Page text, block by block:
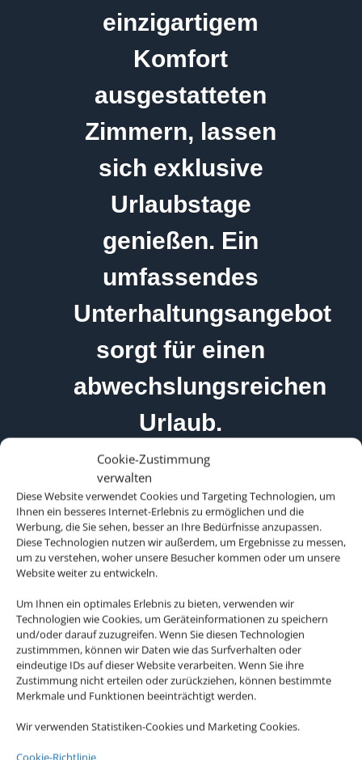
Cookie-Zustimmung
verwalten
Diese Website verwendet Cookies und Targeting Technologien, um
Ihnen ein besseres Internet-Erlebnis zu ermöglichen und die
Werbung, die Sie sehen, besser an Ihre Bedürfnisse anzupassen.
Diese Technologien nutzen wir außerdem, um Ergebnisse zu messen,
um zu verstehen, woher unsere Besucher kommen oder um unsere
Website weiter zu entwickeln.
Um Ihnen ein optimales Erlebnis zu bieten, verwenden wir
Technologien wie Cookies, um Geräteinformationen zu speichern
und/oder darauf zuzugreifen. Wenn Sie diesen Technologien
zustimmmen, können wir Daten wie das Surfverhalten oder
eindeutige IDs auf dieser Website verarbeiten. Wenn Sie ihre
Zustimmung nicht erteilen oder zurückziehen, können bestimmte
Merkmale und Funktionen beeinträchtigt werden.
Wir verwenden Statistiken-Cookies und Marketing Cookies.
einzigartigem
Komfort
ausgestatteten
Zimmern, lassen
sich exklusive
Urlaubstage
genießen. Ein
umfassendes
Unterhaltungsangebot
sorgt für einen
abwechslungsreichen
Urlaub.